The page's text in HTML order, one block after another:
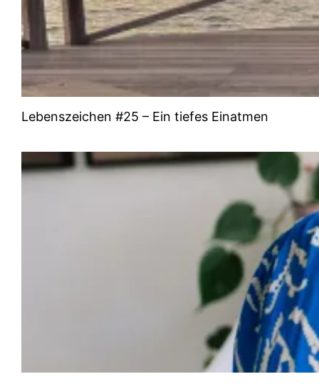
Lebenszeichen #25 – Ein tiefes Einatmen